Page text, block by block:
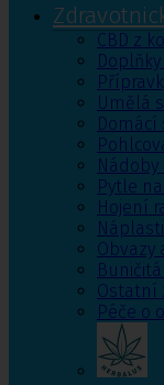
CBD z
Umělá
Domácí
Pytle
Hojení
Náplasti
Obvazy
Ostatní
Péče o